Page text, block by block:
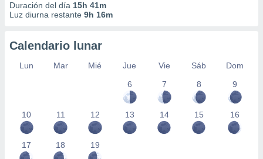
Duración del día 15h 41m
Luz diurna restante 9h 16m
Calendario lunar
Lun Mar Mié Jue Vie Sáb
Dom
6
7 8 9
10 11 12 13 14 15 16
17 18 19